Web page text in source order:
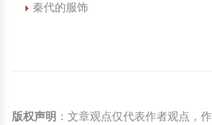
秦代的服饰
版权声明 ：文章观点仅代表作者观点，